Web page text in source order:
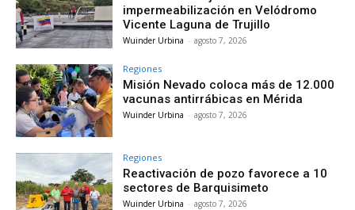
impermeabilización en Velódromo
Vicente Laguna de Trujillo
Wuinder Urbina - agosto 7, 2026
Regiones
Misión Nevado coloca más de 12.000
vacunas antirrábicas en Mérida
Wuinder Urbina - agosto 7, 2026
Regiones
Reactivación de pozo favorece a 10
sectores de Barquisimeto
Wuinder Urbina - agosto 7, 2026